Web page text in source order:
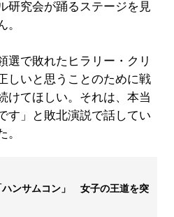
研究会が踊るステージを見
で敗れたヒラリー・クリ
しいと思うことのために戦
けてほしい。それは、本当
す」と敗北演説で話してい
。
ハンサムコン」 女子の王道を突